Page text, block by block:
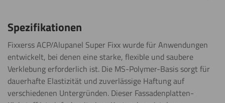
Spezifikationen
Fixxerss ACP/Alupanel Super Fixx wurde für Anwendungen
entwickelt, bei denen eine starke, flexible und saubere
Verklebung erforderlich ist. Die MS-Polymer-Basis sorgt für
dauerhafte Elastizität und zuverlässige Haftung auf
verschiedenen Untergründen. Dieser Fassadenplatten-